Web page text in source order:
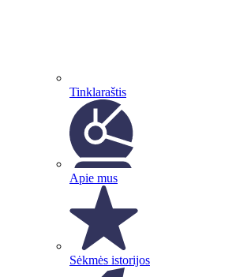
Tinklaraštis
Apie mus
Sėkmės istorijos